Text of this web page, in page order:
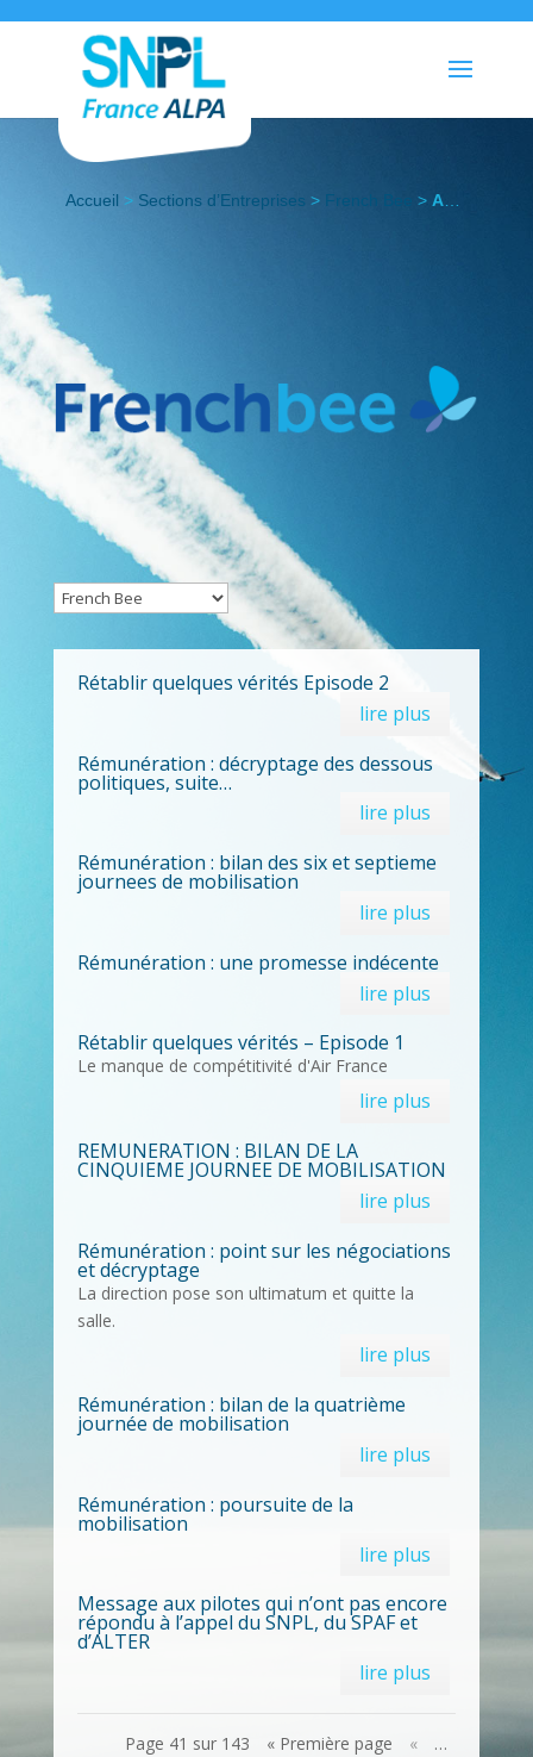
Accueil > Sections d’Entreprises > French Bee > Actualités
Rétablir quelques vérités Episode 2
lire plus
Rémunération : décryptage des dessous
politiques, suite…
lire plus
Rémunération : bilan des six et septieme
journees de mobilisation
lire plus
Rémunération : une promesse indécente
lire plus
Rétablir quelques vérités – Episode 1
Le manque de compétitivité d'Air France
lire plus
REMUNERATION : BILAN DE LA
CINQUIEME JOURNEE DE MOBILISATION
lire plus
Rémunération : point sur les négociations
et décryptage
La direction pose son ultimatum et quitte la
salle.
lire plus
Rémunération : bilan de la quatrième
journée de mobilisation
lire plus
Rémunération : poursuite de la
mobilisation
lire plus
Message aux pilotes qui n’ont pas encore
répondu à l’appel du SNPL, du SPAF et
d’ALTER
lire plus
Page 41 sur 143 « Première page «
…